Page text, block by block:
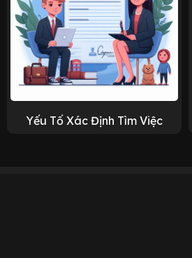
Yếu Tố Xác Định Tìm Việc